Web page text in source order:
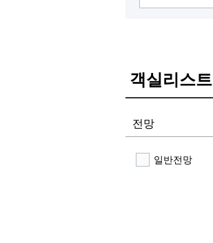
객실리스트
전망
일반전망